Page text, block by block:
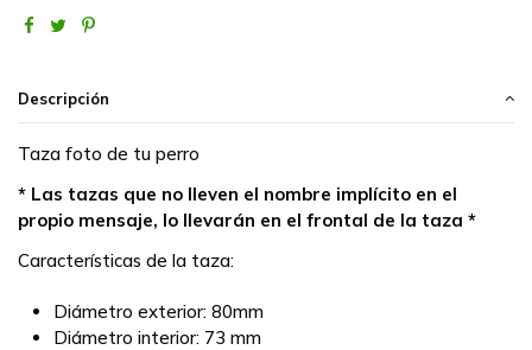
Descripción
Taza foto de tu perro
* Las tazas que no lleven el nombre implícito en el
propio mensaje, lo llevarán en el frontal de la taza *
Características de la taza:
Diámetro exterior: 80mm
Diámetro interior: 73 mm